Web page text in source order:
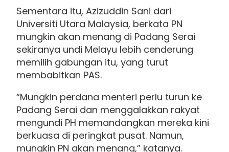
Sementara itu, Azizuddin Sani dari
Universiti Utara Malaysia, berkata PN
mungkin akan menang di Padang Serai
sekiranya undi Melayu lebih cenderung
memilih gabungan itu, yang turut
membabitkan PAS.
“Mungkin perdana menteri perlu turun ke
Padang Serai dan menggalakkan rakyat
mengundi PH memandangkan mereka kini
berkuasa di peringkat pusat. Namun,
mungkin PN akan menang,” katanya.